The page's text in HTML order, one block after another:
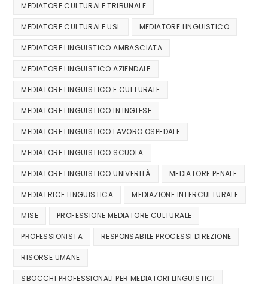
MEDIATORE CULTURALE TRIBUNALE
MEDIATORE CULTURALE USL MEDIATORE LINGUISTICO
MEDIATORE LINGUISTICO AMBASCIATA
MEDIATORE LINGUISTICO AZIENDALE
MEDIATORE LINGUISTICO E CULTURALE
MEDIATORE LINGUISTICO IN INGLESE
MEDIATORE LINGUISTICO LAVORO OSPEDALE
MEDIATORE LINGUISTICO SCUOLA
MEDIATORE LINGUISTICO UNIVERITÀ MEDIATORE PENALE
MEDIATRICE LINGUISTICA MEDIAZIONE INTERCULTURALE
MISE PROFESSIONE MEDIATORE CULTURALE
PROFESSIONISTA RESPONSABILE PROCESSI DIREZIONE
RISORSE UMANE
SBOCCHI PROFESSIONALI PER MEDIATORI LINGUISTICI